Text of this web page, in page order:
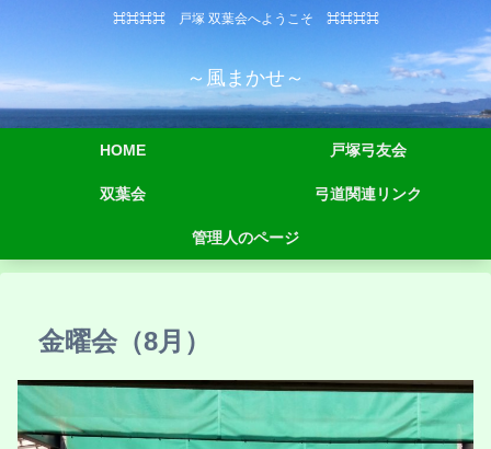
⌘⌘⌘⌘ 戸塚 双葉会へようこそ ⌘⌘⌘⌘
～風まかせ～
HOME 戸塚弓友会
双葉会 弓道関連リンク
管理人のページ
金曜会（8月）